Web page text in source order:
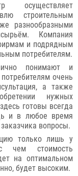
осуществляет
строительным
разнообразными
Компания
и подрядным
потребителям.
понимают и
очень
а также
нужных
готовы всегда
и в любое время
вопросы.
только лишь у
чем стоимость
на оптимальном
будет высоким.